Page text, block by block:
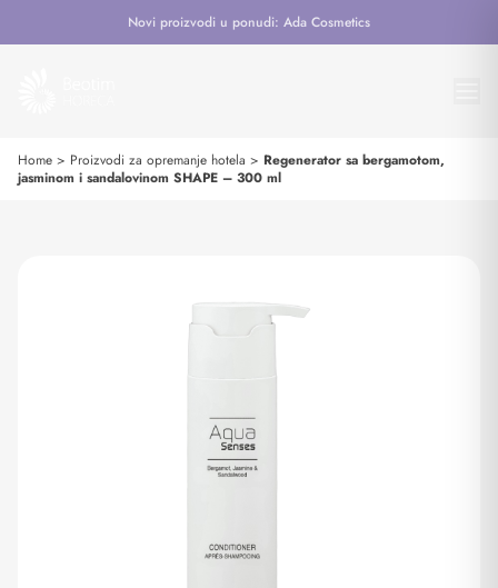
Novi proizvodi u ponudi: Ada Cosmetics
Home > Proizvodi za opremanje hotela > Regenerator sa bergamotom,
jasminom i sandalovinom SHAPE – 300 ml